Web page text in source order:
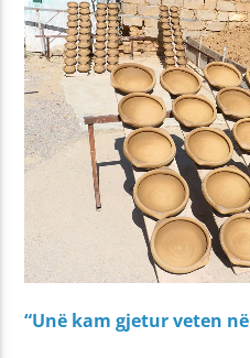
“Unë kam gjetur veten